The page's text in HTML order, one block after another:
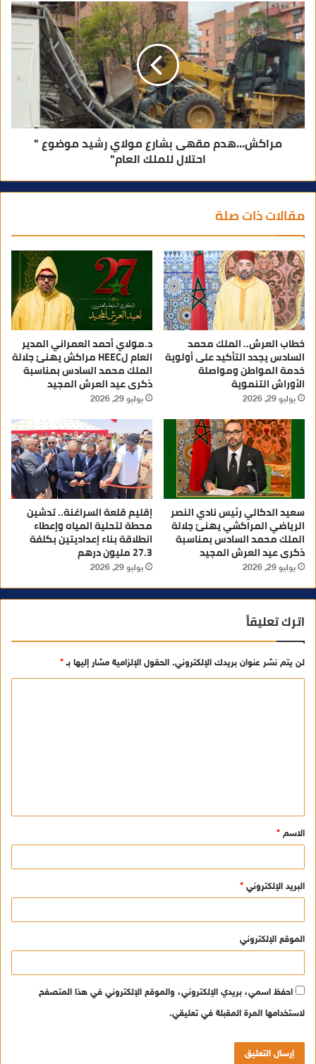
مراكش…هدم مقهى بشارع مولاي رشيد موضوع "
احتلال للملك العام"
مقالات ذات صلة
خطاب العرش.. الملك محمد
السادس يجدد التأكيد على أولوية
خدمة المواطن ومواصلة
الأوراش التنموية
يوليو 29, 2026
د.مولاي أحمد العمراني المدير
العام لHEEC مراكش يهنئ جلالة
الملك محمد السادس بمناسبة
ذكرى عيد العرش المجيد
يوليو 29, 2026
سعيد الدكالي رئيس نادي النصر
الرياضي المراكشي يهنئ جلالة
الملك محمد السادس بمناسبة
ذكرى عيد العرش المجيد
يوليو 29, 2026
إقليم قلعة السراغنة.. تدشين
محطة لتحلية المياه وإعطاء
انطلاقة بناء إعداديتين بكلفة
27.3 مليون درهم
يوليو 29, 2026
اترك تعليقاً
لن يتم نشر عنوان بريدك الإلكتروني. الحقول الإلزامية مشار إليها بـ*
ق
*
الاسم *
البريد الإلكتروني *
الموقع الإلكتروني
احفظ اسمي، بريدي الإلكتروني، والموقع الإلكتروني في هذا المتصفح
لاستخدامها المرة المقبلة في تعليقي.